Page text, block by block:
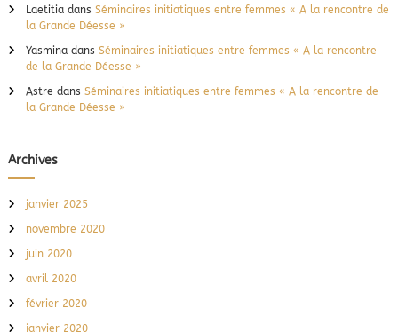
r
t
i
c
l
e
Laetitiadans Séminaires initiatiques entre femmes « A la rencontre de
la Grande Déesse »
Yasminadans Séminaires initiatiques entre femmes « A la rencontre
de la Grande Déesse »
Astre dans Séminaires initiatiques entre femmes « A la rencontre de
la Grande Déesse »
Archives
janvier 2025
novembre 2020
juin 2020
avril 2020
février 2020
janvier 2020